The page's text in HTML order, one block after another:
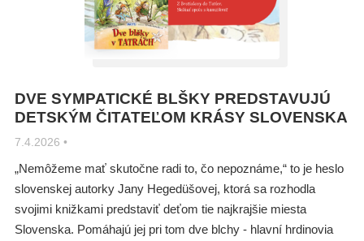
DVE SYMPATICKÉ BLŠKY PREDSTAVUJÚ
DETSKÝM ČITATEĽOM KRÁSY SLOVENSKA
7.4.2026 •
„Nemôžeme mať skutočne radi to, čo nepoznáme,“ to je heslo
slovenskej autorky Jany Hegedüšovej, ktorá sa rozhodla
svojimi knižkami predstaviť deťom tie najkrajšie miesta
Slovenska. Pomáhajú jej pri tom dve blchy - hlavní hrdinovia